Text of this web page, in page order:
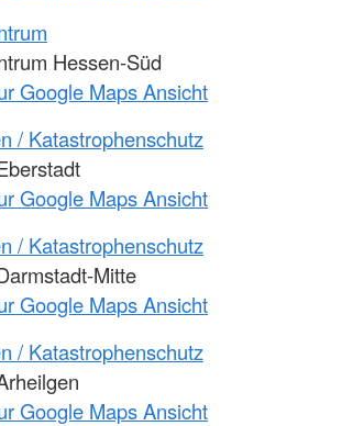
Hessen-Süd
Google Maps Ansicht
/ Katastrophenschutz
Google Maps Ansicht
/ Katastrophenschutz
Mitte
Google Maps Ansicht
/ Katastrophenschutz
Google Maps Ansicht